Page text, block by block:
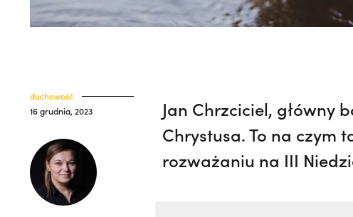
duchowość
16 grudnia, 2023
Jan Chrzciciel, główny
Chrystusa. To na czym
rozważaniu na III